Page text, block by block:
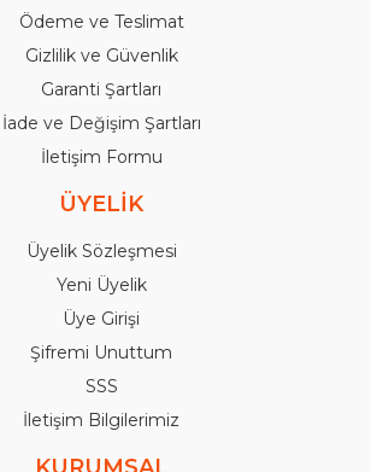
Ödeme ve Teslimat
Gizlilik ve Güvenlik
Garanti Şartları
İade ve Değişim Şartları
İletişim Formu
ÜYELİK
Üyelik Sözleşmesi
Yeni Üyelik
Üye Girişi
Şifremi Unuttum
SSS
İletişim Bilgilerimiz